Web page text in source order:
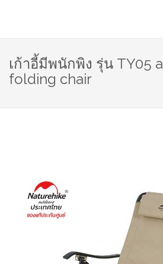
เก้าอี้มีพนักพิง รุ่น TY05
folding chair